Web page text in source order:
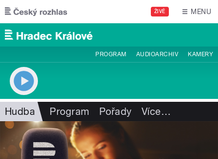
Přejít k hlavnímu obsahu
ŽIVĚ MENU
PROGRAM AUDIOARCHIV KAMERY
Hudba Program Pořady Více…